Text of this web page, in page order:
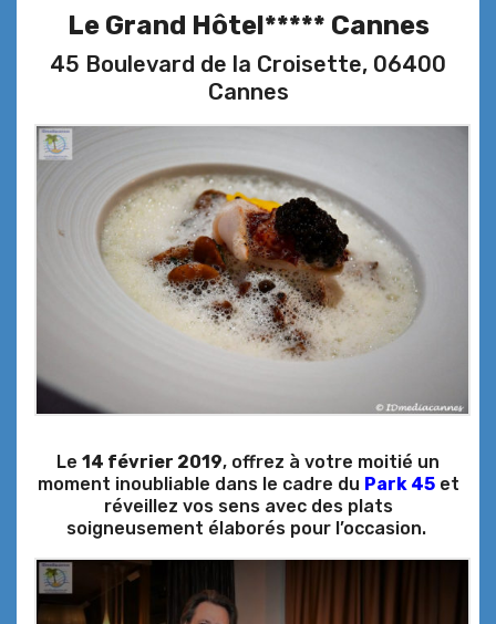
Le Grand Hôtel***** Cannes
45 Boulevard de la Croisette, 06400
Cannes
Le 14 février 2019, offrez à votre moitié un
moment inoubliable dans le cadre du Park 45et
réveillez vos sens avec des plats
soigneusement élaborés pour l’occasion.